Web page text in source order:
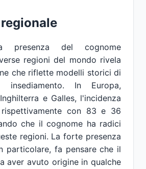
presenza del cognome
regioni del mondo rivela
che riflette modelli storici di
insediamento. In Europa,
e Galles, l'incidenza
con 83 e 36
che il cognome ha radici
regioni. La forte presenza
particolare, fa pensare che il
aver avuto origine in qualche